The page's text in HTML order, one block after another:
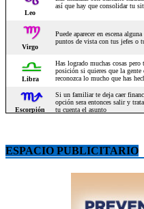
ESPACIO PUBLICITARIO